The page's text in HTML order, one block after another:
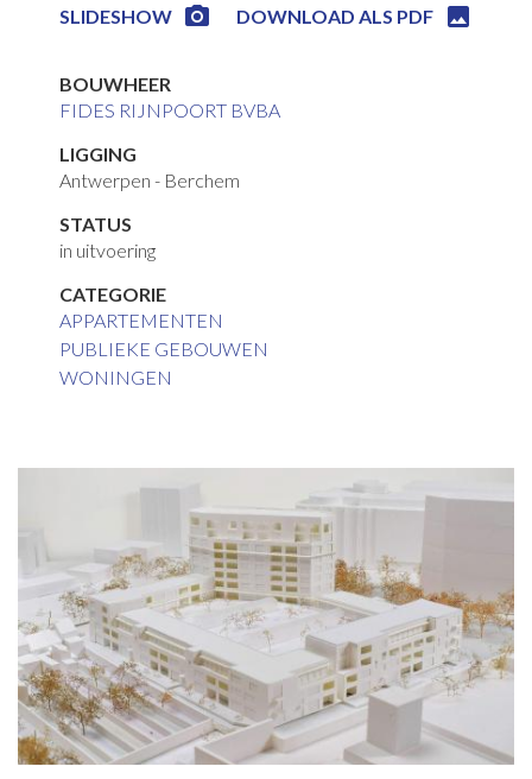
SLIDESHOW  DOWNLOAD ALS PDF 
BOUWHEER
FIDES RIJNPOORT BVBA
LIGGING
Antwerpen - Berchem
STATUS
in uitvoering
CATEGORIE
APPARTEMENTEN
PUBLIEKE GEBOUWEN
WONINGEN